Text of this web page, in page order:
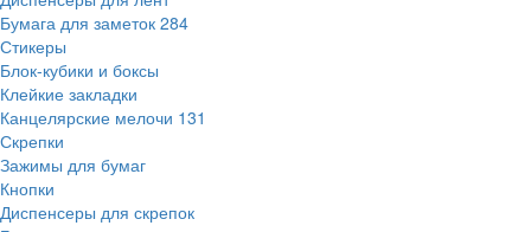
Бумага для заметок 284
Стикеры
Блок-кубики и боксы
Клейкие закладки
Канцелярские мелочи 131
Скрепки
Зажимы для бумаг
Кнопки
Диспенсеры для скрепок